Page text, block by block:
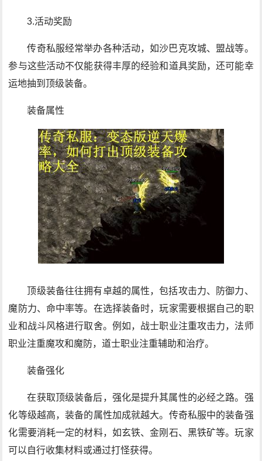
3.活动奖励
传奇私服经常举办各种活动，如沙巴克攻城、盟战等。
参与这些活动不仅能获得丰厚的经验和道具奖励，还可能幸
运地抽到顶级装备。
装备属性
顶级装备往往拥有卓越的属性，包括攻击力、防御力、
魔防力、命中率等。在选择装备时，玩家需要根据自己的职
业和战斗风格进行取舍。例如，战士职业注重攻击力，法师
职业注重魔攻和魔防，道士职业注重辅助和治疗。
装备强化
在获取顶级装备后，强化是提升其属性的必经之路。强
化等级越高，装备的属性加成就越大。传奇私服中的装备强
化需要消耗一定的材料，如玄铁、金刚石、黑铁矿等。玩家
可以自行收集材料或通过打怪获得。